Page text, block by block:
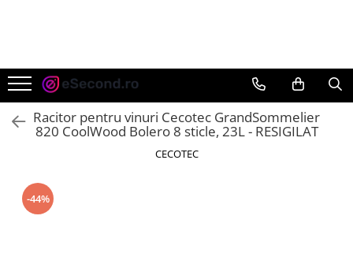
Auto Moto
Accesorii Auto
Anvelope & Jante
Electronice Auto
Intretinere & Cosmetica auto
Racitor pentru vinuri Cecotec GrandSommelier
820 CoolWood Bolero 8 sticle, 23L - RESIGILAT
CECOTEC
-44%